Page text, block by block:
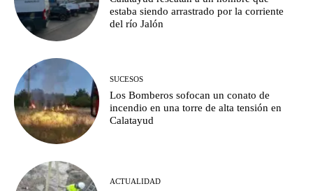
estaba siendo arrastrado por la corriente
del río Jalón
SUCESOS
Los Bomberos sofocan un conato de
incendio en una torre de alta tensión en
Calatayud
ACTUALIDAD